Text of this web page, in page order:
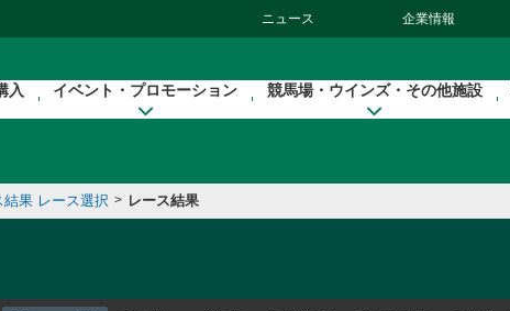
ニュース 企業情報
入 イベント・プロモーション 競馬場・ウインズ・その他施設
結果 レース選択 > レース結果